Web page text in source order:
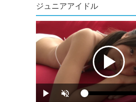
ジュニアアイドル